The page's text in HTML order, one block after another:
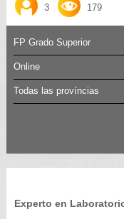
3 179
FP Grado Superior
Online
Todas las províncias
Experto en